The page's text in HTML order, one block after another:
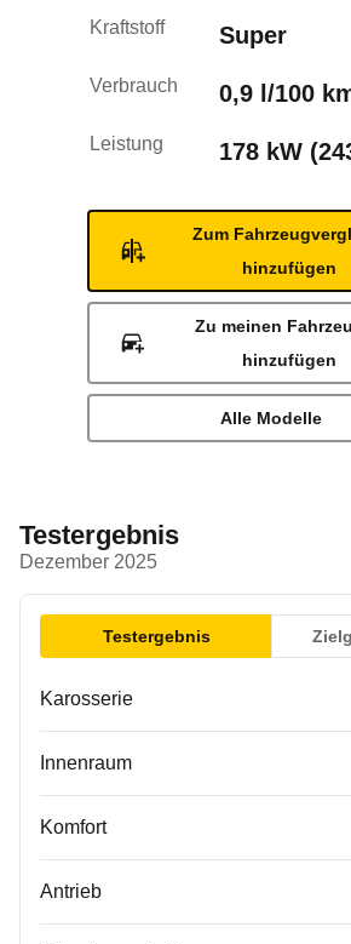
Kraftstoff Super
Verbrauch 0,9 l/100
Leistung 178 kW
Zum
hinzufügen
Zu meinen
hinzufügen
Alle Modelle
Testergebnis
Dezember 2025
Testergebnis
Karosserie
Innenraum
Komfort
Antrieb